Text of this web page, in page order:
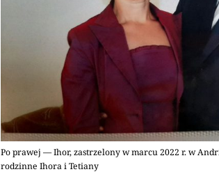
Po prawej — Ihor, zastrzelony w marcu 2022 r. w
rodzinne Ihora i Tetiany